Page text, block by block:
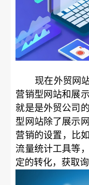
现在外贸网
营销型网站和展
就是是外贸公司
型网站除了展示
营销的设置，比
流量统计工具等
定的转化，获取